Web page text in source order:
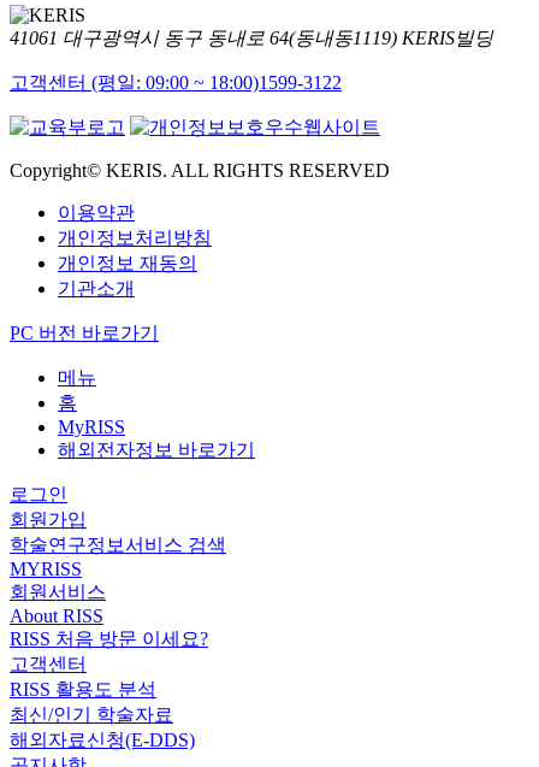
41061 대구광역시 동구 동내로 64(동내동1119) KERIS빌딩
고객센터 (평일: 09:00 ~ 18:00)1599-3122
Copyright© KERIS. ALL RIGHTS RESERVED
이용약관
개인정보처리방침
개인정보 재동의
기관소개
PC 버전 바로가기
메뉴
홈
MyRISS
해외전자정보 바로가기
로그인
회원가입
학술연구정보서비스 검색
MYRISS
회원서비스
About RISS
RISS 처음 방문 이세요?
고객센터
RISS 활용도 분석
최신/인기 학술자료
해외자료신청(E-DDS)